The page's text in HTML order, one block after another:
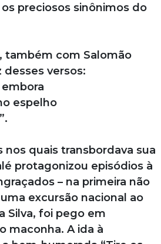
preciosos sinônimos do
também com Salomão
desses versos:
espelho
quais transbordava sua
protagonizou episódios à
– na primeira não
excursão nacional ao
Silva, foi pego em
maconha. A ida à